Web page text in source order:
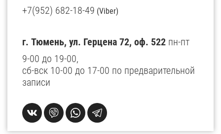
+7(952) 682-18-49 (Viber)
г. Тюмень, ул. Герцена 72, оф. 522 пн-пт
9-00 до 19-00,
сб-вск 10-00 до 17-00 по предварительной
записи